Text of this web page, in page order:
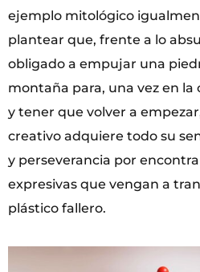
ejemplo mitológico
plantear que, frente a lo
obligado a empujar una
montaña para, una vez en
y tener que volver a
creativo adquiere todo su
y perseverancia por
expresivas que vengan a
plástico fallero.